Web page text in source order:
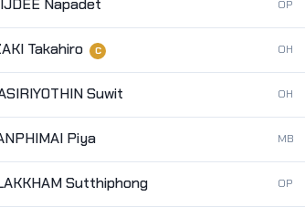
Napadet OP
Takahiro C OH
Suwit OH
Piya MB
Sutthiphong OP